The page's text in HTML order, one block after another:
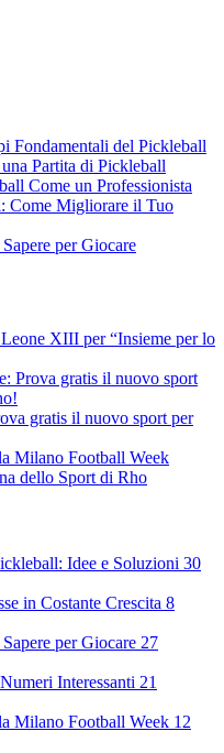
Fondamentali del Pickleball
Partita di Pickleball
Come un Professionista
Come Migliorare il Tuo
per Giocare
XIII per “Insieme per lo
Prova gratis il nuovo sport
gratis il nuovo sport per
Milano Football Week
dello Sport di Rho
Idee e Soluzioni 30
in Costante Crescita 8
per Giocare 27
Interessanti 21
Milano Football Week 12